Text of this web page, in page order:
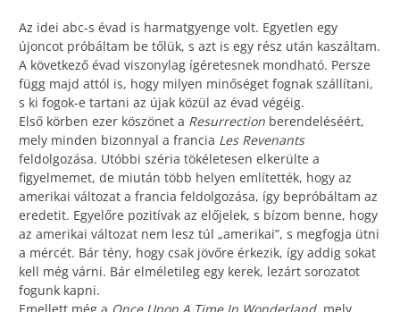
Az idei abc-s évad is harmatgyenge volt. Egyetlen egy
újoncot próbáltam be tőlük, s azt is egy rész után kaszáltam.
A következő évad viszonylag ígéretesnek mondható. Persze
függ majd attól is, hogy milyen minőséget fognak szállítani,
s ki fogok-e tartani az újak közül az évad végéig.
Első körben ezer köszönet a Resurrection berendeléséért,
mely minden bizonnyal a francia Les Revenants
feldolgozása. Utóbbi széria tökéletesen elkerülte a
figyelmemet, de miután több helyen említették, hogy az
amerikai változat a francia feldolgozása, így bepróbáltam az
eredetit. Egyelőre pozitívak az előjelek, s bízom benne, hogy
az amerikai változat nem lesz túl „amerikai”, s megfogja ütni
a mércét. Bár tény, hogy csak jövőre érkezik, így addig sokat
kell még várni. Bár elméletileg egy kerek, lezárt sorozatot
fogunk kapni.